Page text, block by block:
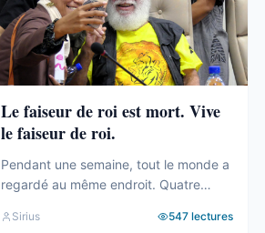
Le faiseur de roi est mort. Vive
le faiseur de roi.
Pendant une semaine, tout le monde a
regardé au même endroit. Quatre
Océanien. Le faiseur de roi, l’arbitre,
Sirius 547 lectures